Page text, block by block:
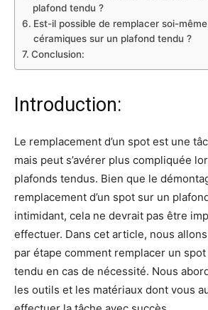
plafond tendu ?
Est-il possible de remplacer soi-
céramiques sur un plafond tendu ?
Conclusion:
Introduction:
Le remplacement d’un spot est une
mais peut s’avérer plus compliquée
plafonds tendus. Bien que le
remplacement d’un spot sur un
intimidant, cela ne devrait pas être
effectuer. Dans cet article, nous
par étape comment remplacer un
tendu en cas de nécessité. Nous
les outils et les matériaux dont vous